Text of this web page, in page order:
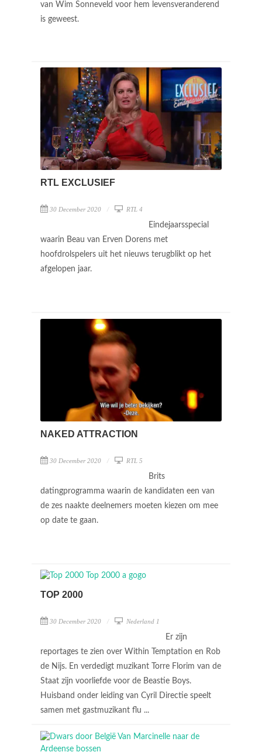
van Wim Sonneveld voor hem levensveranderend
is geweest.
RTL EXCLUSIEF
30 December 2020 RTL 4
Eindejaarsspecial
waarin Beau van Erven Dorens met
hoofdrolspelers uit het nieuws terugblikt op het
afgelopen jaar.
NAKED ATTRACTION
30 December 2020 RTL 5
Brits
datingprogramma waarin de kandidaten een van
de zes naakte deelnemers moeten kiezen om mee
op date te gaan.
TOP 2000
30 December 2020 Nederland 1
Er zijn
reportages te zien over Within Temptation en Rob
de Nijs. En verdedigt muzikant Torre Florim van de
Staat zijn voorliefde voor de Beastie Boys.
Huisband onder leiding van Cyril Directie speelt
samen met gastmuzikant flu ...